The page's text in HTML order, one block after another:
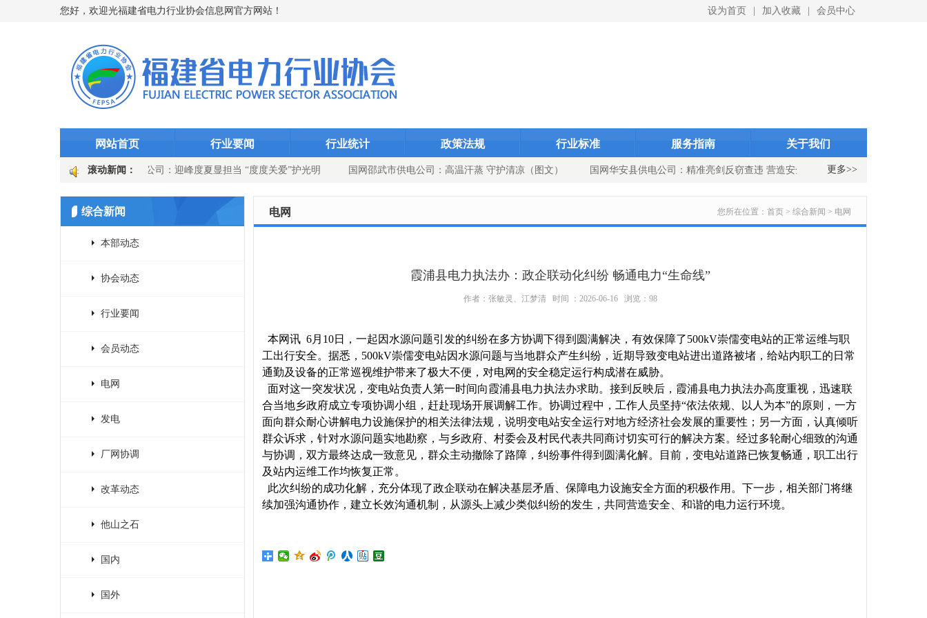
您好，欢迎光福建省电力行业协会信息网官方网站！ 设为首页 加入收藏 会员中心
网站首页 行业要闻 行业统计 政策法规 行业标准 服务指南 关于我们
更多>>
滚动新闻：
破5000万千瓦时 永安发电公司：迎峰度夏显担当 “度度关爱”护光明 国网邵武市供电公司：高温汗蒸 守护清凉（图文） 国网华安县供电公司：精准亮剑反窃查违 营造安全有序用电环境
” 徐市变电站选线装置升级 国网上杭县供电公司：吹响百日攻坚号角 党建引领供电可靠性提升
综合新闻
本部动态
协会动态
行业要闻
会员动态
电网
发电
厂网协调
改革动态
他山之石
国内
国外
电网 您所在位置： 首页 > 综合新闻 > 电网
霞浦县电力执法办：政企联动化纠纷 畅通电力“生命线”
作者：张敏灵、江梦清 时间 ：2026-06-16 浏览：98
本网讯 6月10日，一起因水源问题引发的纠纷在多方协调下得到圆满解决，有效保障了500kV崇儒变电站的正常运维与职
工出行安全。据悉，500kV崇儒变电站因水源问题与当地群众产生纠纷，近期导致变电站进出道路被堵，给站内职工的日常
通勤及设备的正常巡视维护带来了极大不便，对电网的安全稳定运行构成潜在威胁。
面对这一突发状况，变电站负责人第一时间向霞浦县电力执法办求助。接到反映后，霞浦县电力执法办高度重视，迅速联
合当地乡政府成立专项协调小组，赶赴现场开展调解工作。协调过程中，工作人员坚持“依法依规、以人为本”的原则，一方
面向群众耐心讲解电力设施保护的相关法律法规，说明变电站安全运行对地方经济社会发展的重要性；另一方面，认真倾听
群众诉求，针对水源问题实地勘察，与乡政府、村委会及村民代表共同商讨切实可行的解决方案。经过多轮耐心细致的沟通
与协调，双方最终达成一致意见，群众主动撤除了路障，纠纷事件得到圆满化解。目前，变电站道路已恢复畅通，职工出行
及站内运维工作均恢复正常。
此次纠纷的成功化解，充分体现了政企联动在解决基层矛盾、保障电力设施安全方面的积极作用。下一步，相关部门将继
续加强沟通协作，建立长效沟通机制，从源头上减少类似纠纷的发生，共同营造安全、和谐的电力运行环境。